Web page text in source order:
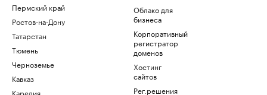
Пермский край
Ростов-на-Дону
Татарстан
Тюмень
Черноземье
Кавказ
Карелия
Облако для
бизнеса
Корпоративный
регистратор
доменов
Хостинг
сайтов
Рег.решения